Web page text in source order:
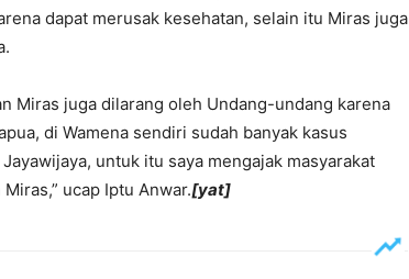
dapat merusak kesehatan, selain itu Miras juga
Miras juga dilarang oleh Undang-undang karena
di Wamena sendiri sudah banyak kasus
untuk itu saya mengajak masyarakat
ucap Iptu Anwar.[yat]